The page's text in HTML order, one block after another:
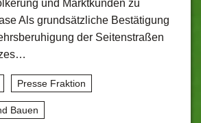
und Marktkunden zu
Als grundsätzliche Bestätigung
der Seitenstraßen
Presse Fraktion
Bauen